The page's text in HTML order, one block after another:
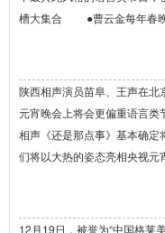
槽大集合 ●曹云金每年春晚
陕西相声演员苗阜、王声在
元宵晚会上将会更偏重语言类
相声《还是那点事》基本确
们将以大热的姿态亮相央视
12月19日，被誉为“中国格莱